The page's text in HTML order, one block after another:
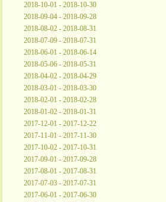
2018-10-01 - 2018-10-30
2018-09-04 - 2018-09-28
2018-08-02 - 2018-08-31
2018-07-09 - 2018-07-31
2018-06-01 - 2018-06-14
2018-05-06 - 2018-05-31
2018-04-02 - 2018-04-29
2018-03-01 - 2018-03-30
2018-02-01 - 2018-02-28
2018-01-02 - 2018-01-31
2017-12-01 - 2017-12-22
2017-11-01 - 2017-11-30
2017-10-02 - 2017-10-31
2017-09-01 - 2017-09-28
2017-08-01 - 2017-08-31
2017-07-03 - 2017-07-31
2017-06-01 - 2017-06-30